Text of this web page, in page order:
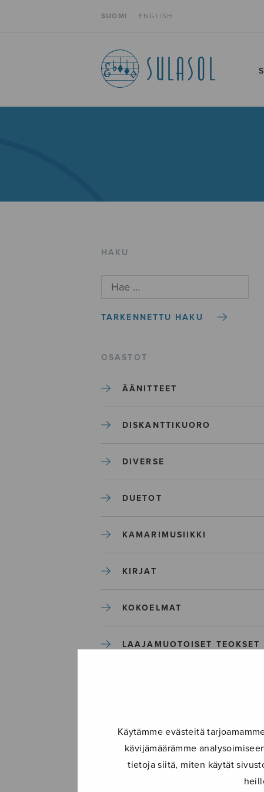
Käytämme evästeitä
kävijämäärämme
tietoja siitä, miten käytät
SUOMI ENGLISH
HAKU
TARKENNETTU HAKU
OSASTOT
ÄÄNITTEET
DISKANTTIKUORO
DIVERSE
DUETOT
KAMARIMUSIIKKI
KIRJAT
KOKOELMAT
LAAJAMUOTOISET TEOKSET
MUUT